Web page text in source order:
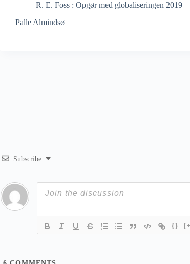
R. E. Foss : Opgør med globaliseringen 2019
Palle Almindsø
Subscribe
{}